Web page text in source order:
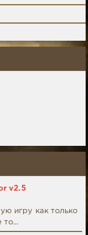
v2.5
игру как только
то...